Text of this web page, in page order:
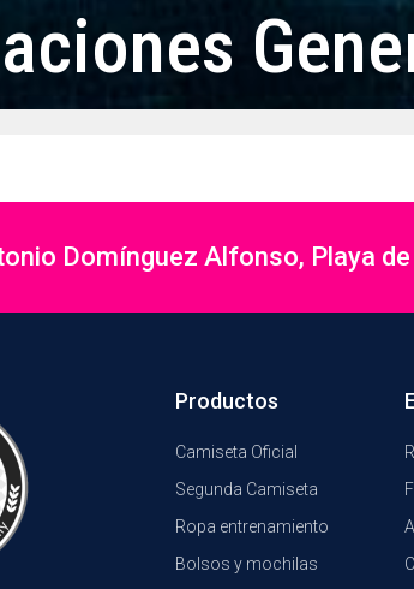
Domínguez Alfonso, Playa
Productos
Camiseta Oficial
Segunda Camiseta
Ropa entrenamiento
Bolsos y mochilas